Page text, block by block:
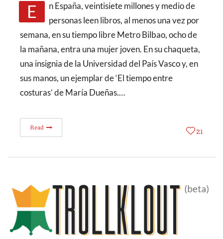
En España, veintisiete millones y medio de
personas leen libros, al menos una vez por
semana, en su tiempo libre Metro Bilbao, ocho de
la mañana, entra una mujer joven. En su chaqueta,
una insignia de la Universidad del País Vasco y, en
sus manos, un ejemplar de ‘El tiempo entre
costuras’ de María Dueñas.…
Read 21